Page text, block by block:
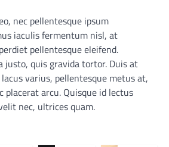
nec pellentesque ipsum
iaculis fermentum nisl, at
pellentesque eleifend.
justo, quis gravida tortor. Duis at
varius, pellentesque metus at,
placerat arcu. Quisque id lectus
nec, ultrices quam.